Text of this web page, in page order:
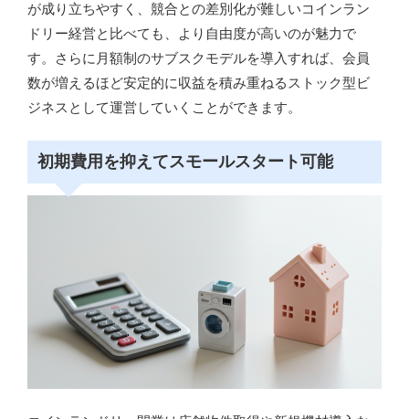
が成り立ちやすく、競合との差別化が難しいコインラン
ドリー経営と比べても、より自由度が高いのが魅力で
す。さらに月額制のサブスクモデルを導入すれば、会員
数が増えるほど安定的に収益を積み重ねるストック型ビ
ジネスとして運営していくことができます。
初期費用を抑えてスモールスタート可能